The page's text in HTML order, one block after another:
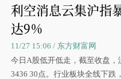
利空消息云集沪指
达9%
11/27 15:06 / 东方财富网
今日A股低开低走，截至收盘，
3436 30点。行业板块全线下跌